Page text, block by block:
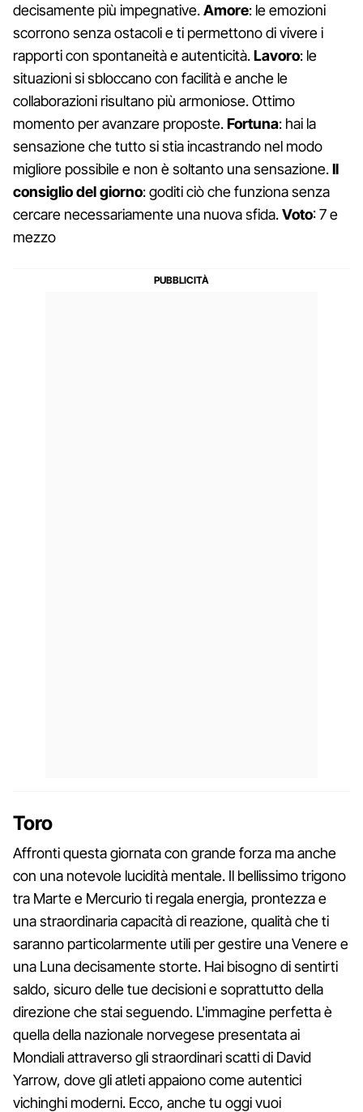
decisamente più impegnative.Amore: le emozioni
scorrono senza ostacoli e ti permettono di vivere i
rapporti con spontaneità e autenticità.Lavoro: le
situazioni si sbloccano con facilità e anche le
collaborazioni risultano più armoniose. Ottimo
momento per avanzare proposte.Fortuna: hai la
sensazione che tutto si stia incastrando nel modo
migliore possibile e non è soltanto una sensazione.Il
consiglio del giorno: goditi ciò che funziona senza
cercare necessariamente una nuova sfida.Voto: 7 e
mezzo
Toro
Affronti questa giornata con grande forza ma anche
con una notevole lucidità mentale. Il bellissimo trigono
tra Marte e Mercurio ti regala energia, prontezza e
una straordinaria capacità di reazione, qualità che ti
saranno particolarmente utili per gestire una Venere e
una Luna decisamente storte. Hai bisogno di sentirti
saldo, sicuro delle tue decisioni e soprattutto della
direzione che stai seguendo. L'immagine perfetta è
quella della nazionale norvegese presentata ai
Mondiali attraverso gli straordinari scatti di David
Yarrow, dove gli atleti appaiono come autentici
vichinghi moderni. Ecco, anche tu oggi vuoi